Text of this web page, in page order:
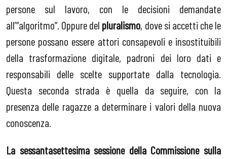
persone sul lavoro, con le decisioni demandate
all’”algoritmo”. Oppure del pluralismo, dove si accetti che le
persone possano essere attori consapevoli e insostituibili
della trasformazione digitale, padroni dei loro dati e
responsabili delle scelte supportate dalla tecnologia.
Questa seconda strada è quella da seguire, con la
presenza delle ragazze a determinare i valori della nuova
conoscenza.
La sessantasettesima sessione della Commissione sulla